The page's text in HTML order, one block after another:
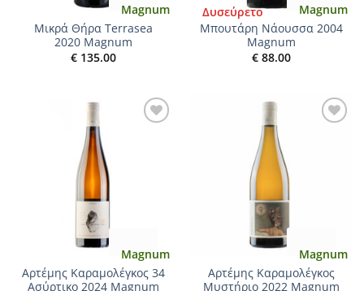
Magnum
Μικρά Θήρα Terrasea
2020 Magnum
€135.00
Δυσεύρετο
Magnum
Μπουτάρη Νάουσσα 2004
Magnum
€88.00
Magnum
Αρτέμης Καραμολέγκος 34
Ασύρτικο 2024 Magnum
Magnum
Αρτέμης Καραμολέγκος
Μυστήριο 2022 Magnum